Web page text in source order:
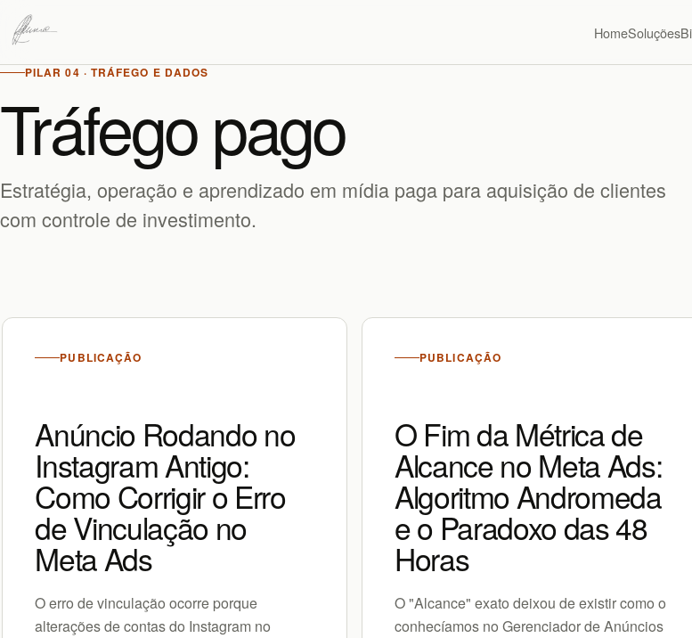
HomeSoluções
PILAR 04 · TRÁFEGO E DADOS
Tráfego pago
Estratégia, operação e aprendizado em mídia paga para aquisição de clientes
com controle de investimento.
PUBLICAÇÃO
Anúncio Rodando no
Instagram Antigo:
Como Corrigir o Erro
de Vinculação no
Meta Ads
O erro de vinculação ocorre porque
alterações de contas do Instagram no
PUBLICAÇÃO
O Fim da Métrica de
Alcance no Meta Ads:
Algoritmo Andromeda
e o Paradoxo das 48
Horas
O "Alcance" exato deixou de existir como o
conhecíamos no Gerenciador de Anúncios